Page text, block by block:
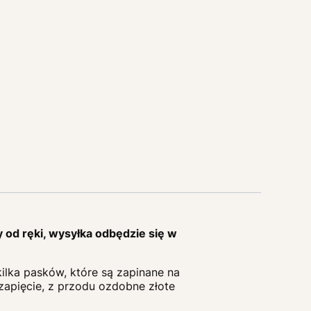
ręki, wysyłka odbędzie się w
pasków, które są zapinane na
z przodu ozdobne złote